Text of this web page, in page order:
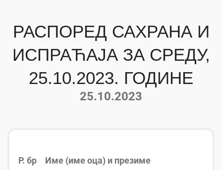
РАСПОРЕД САХРАНА И
ИСПРАЋАЈА ЗА СРЕДУ,
25.10.2023. ГОДИНЕ
25.10.2023
Р. бр Име (име оца) и презиме